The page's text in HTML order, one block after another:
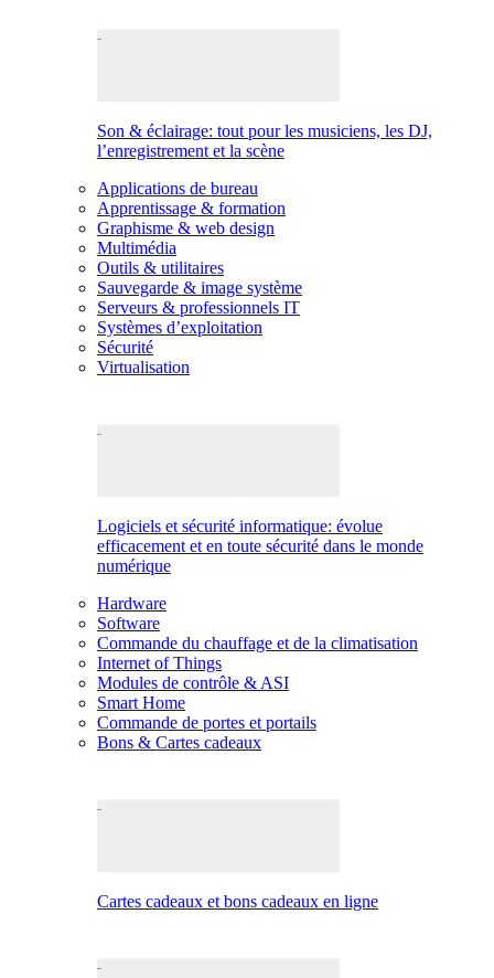
Son & éclairage: tout pour les musiciens, les DJ,
l’enregistrement et la scène
Applications de bureau
Apprentissage & formation
Graphisme & web design
Multimédia
Outils & utilitaires
Sauvegarde & image système
Serveurs & professionnels IT
Systèmes d’exploitation
Sécurité
Virtualisation
Logiciels et sécurité informatique: évolue
efficacement et en toute sécurité dans le monde
numérique
Hardware
Software
Commande du chauffage et de la climatisation
Internet of Things
Modules de contrôle & ASI
Smart Home
Commande de portes et portails
Bons & Cartes cadeaux
Cartes cadeaux et bons cadeaux en ligne